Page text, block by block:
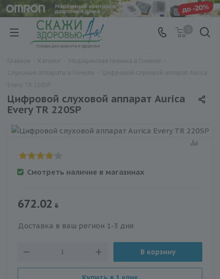
Цифровой слуховой аппарат Aurica
Every TR 220SР
Смотреть наличие в магазинах
672.02
Доставка в ваш регион 1-3 дня
В корзину